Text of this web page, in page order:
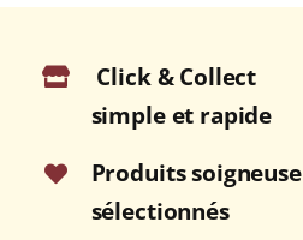
Brut
Avec
étui
Click & Collect
simple et rapide
Produits
sélectionnés